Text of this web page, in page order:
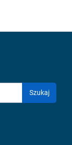
Szukaj